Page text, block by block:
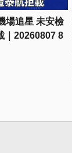
場追星 未安檢
｜20260807 8